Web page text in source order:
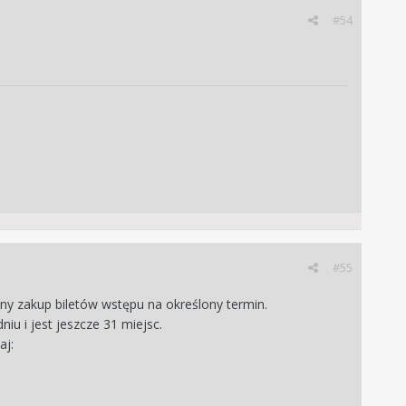
#54
#55
zakup biletów wstępu na określony termin.
i jest jeszcze 31 miejsc.